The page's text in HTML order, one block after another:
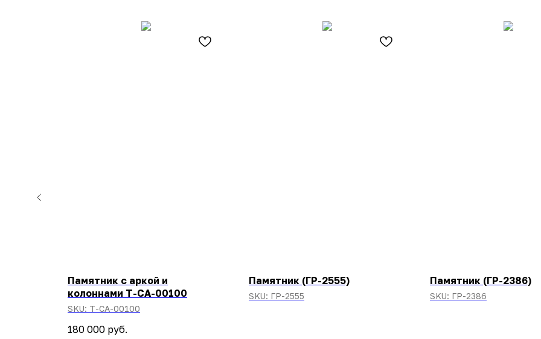
Памятник с аркой и
колоннами T-CA-00100
SKU: T-CA-00100
180 000 руб.
Памятник (ГР-2555)
SKU: ГР-2555
Памятник (ГР-2386)
SKU: ГР-2386